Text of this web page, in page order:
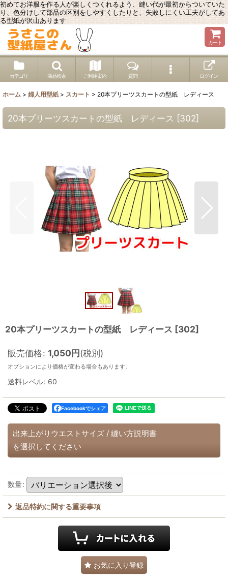
初めてお洋服を作る人が楽しくつくれるよう、縫い代が最初からついていた
り、色分けして部品の区別をしやすくしたりと、失敗しにくい工夫がしてあ
る型紙が沢山あります
カート
カテゴリ 商品検索 ご利用案内 質問 ログイン
ホーム > 婦人用型紙 > スカート > 20本プリーツスカートの型紙 レディース
20本プリーツスカートの型紙 レディース [302]
20本プリーツスカートの型紙 レディース [302]
販売価格: 1,050円(税別)
オプションにより価格が変わる場合もあります。
送料レベル: 60
Facebookでシェア
出来上がりウエストサイズ / 縫い方説明書
を選択してください
数量:
返品特約に関する重要事項
お気に入り登録